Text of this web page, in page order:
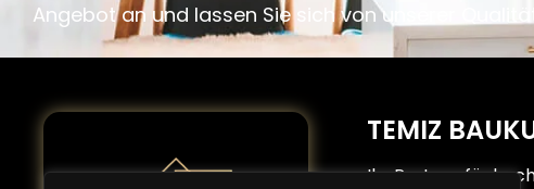
Angebot an und lassen Sie sich von unserer
TEMIZ
Ihr Partner für